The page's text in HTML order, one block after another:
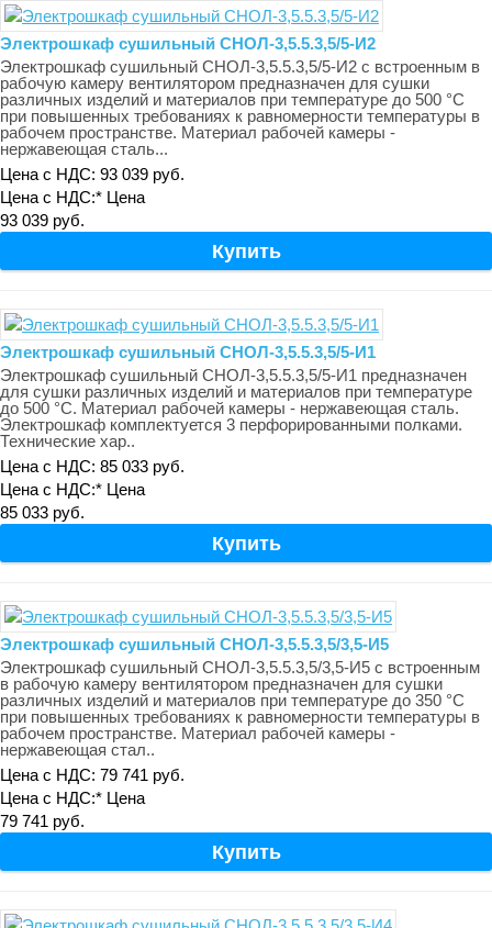
Электрошкаф сушильный СНОЛ-3,5.5.3,5/5-И2
Электрошкаф сушильный СНОЛ-3,5.5.3,5/5-И2 с встроенным в
рабочую камеру вентилятором предназначен для сушки
различных изделий и материалов при температуре до 500 °С
при повышенных требованиях к равномерности температуры в
рабочем пространстве. Материал рабочей камеры -
нержавеющая сталь...
Цена с НДС: 93 039 руб.
Цена с НДС:* Цена
93 039 руб.
Электрошкаф сушильный СНОЛ-3,5.5.3,5/5-И1
Электрошкаф сушильный СНОЛ-3,5.5.3,5/5-И1 предназначен
для сушки различных изделий и материалов при температуре
до 500 °С. Материал рабочей камеры - нержавеющая сталь.
Электрошкаф комплектуется 3 перфорированными полками.
Технические хар..
Цена с НДС: 85 033 руб.
Цена с НДС:* Цена
85 033 руб.
Электрошкаф сушильный СНОЛ-3,5.5.3,5/3,5-И5
Электрошкаф сушильный СНОЛ-3,5.5.3,5/3,5-И5 с встроенным
в рабочую камеру вентилятором предназначен для сушки
различных изделий и материалов при температуре до 350 °С
при повышенных требованиях к равномерности температуры в
рабочем пространстве. Материал рабочей камеры -
нержавеющая стал..
Цена с НДС: 79 741 руб.
Цена с НДС:* Цена
79 741 руб.